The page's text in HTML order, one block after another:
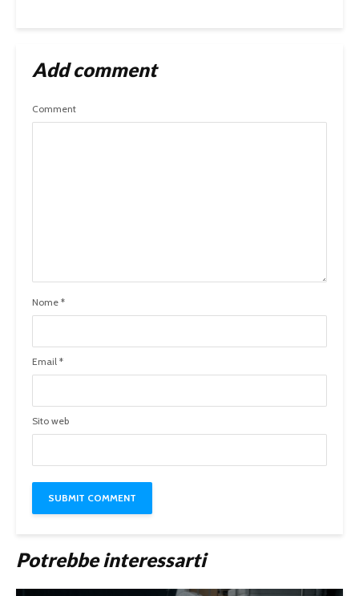
Add comment
Comment
Nome *
Email *
Sito web
Potrebbe interessarti